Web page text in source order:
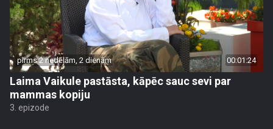
pirms 2 nedēļām, 2 dienām 00:01:24
Laima Vaikule pastāsta, kāpēc sauc sevi par
mammas kopiju
3. epizode